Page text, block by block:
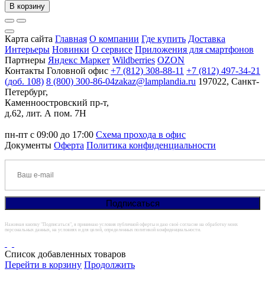
В корзину
Карта сайта Главная О компании Где купить Доставка
Интерьеры Новинки О сервисе Приложения для смартфонов
Партнеры Яндекс Маркет Wildberries OZON
Контакты Головной офис +7 (812) 308-88-11 +7 (812) 497-34-21
(доб. 108) 8 (800) 300-86-04zakaz@lamplandia.ru 197022, Санкт-
Петербург,
Каменноостровский пр-т,
д.62, лит. А пом. 7Н
пн-пт с 09:00 до 17:00 Схема прохода в офис
Документы Оферта Политика конфиденциальности
Нажимая кнопку "Подписаться", я принимаю условия публичной оферты и даю своё согласие на обработку моих
персональных данных, на условиях и для целей, определенных политикой конфиденциальности.
Список добавленных товаров
Перейти в корзину Продолжить